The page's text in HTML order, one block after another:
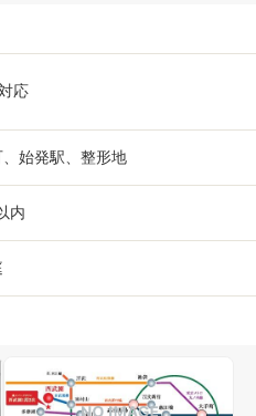
応
始発駅、整形地
内